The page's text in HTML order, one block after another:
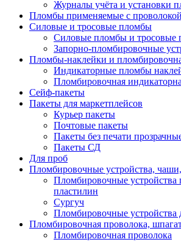
Журналы учёта и установки
Пломбы применяемые с проволокой
Силовые и тросовые пломбы
Силовые пломбы и тросовые
Запорно-пломбировочные
Пломбы-наклейки и
Индикаторные пломбы
Пломбировочная
Сейф-пакеты
Пакеты для маркетплейсов
Курьер пакеты
Почтовые пакеты
Пакеты без печати
Пакеты СД
Для проб
Пломбировочные устройства,
Пломбировочные устройства
пластилин
Сургуч
Пломбировочные устройства
Пломбировочная проволока,
Пломбировочная проволока